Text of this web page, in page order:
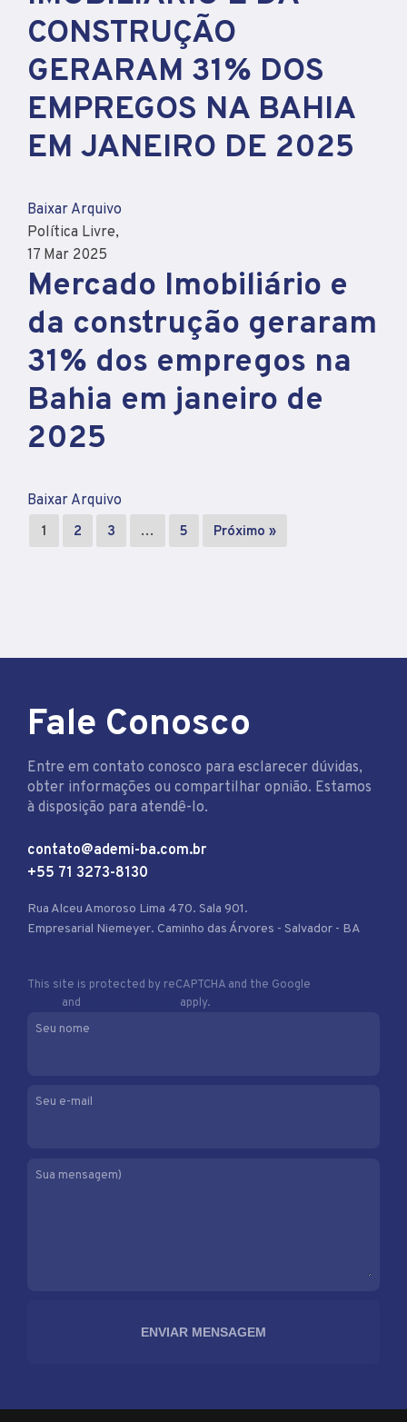
CONSTRUÇÃO
GERARAM 31% DOS
EMPREGOS NA BAHIA
EM JANEIRO DE 2025
Baixar Arquivo
Política Livre,
17 Mar 2025
Mercado Imobiliário e
da construção geraram
31% dos empregos na
Bahia em janeiro de
2025
Baixar Arquivo
1 2 3 … 5 Próximo »
Fale Conosco
Entre em contato conosco para esclarecer dúvidas,
obter informações ou compartilhar opnião. Estamos
à disposição para atendê-lo.
contato@ademi-ba.com.br
+55 71 3273-8130
Rua Alceu Amoroso Lima 470. Sala 901.
Empresarial Niemeyer. Caminho das Árvores - Salvador - BA
This site is protected by reCAPTCHA and the Google
and
apply.
Seu nome
Seu e-mail
Sua mensagem)